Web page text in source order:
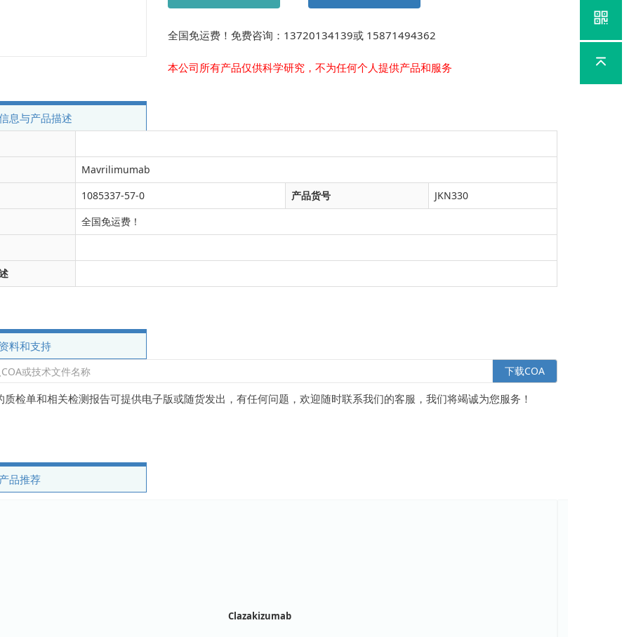
全国免运费！免费咨询：13720134139或 15871494362
本公司所有产品仅供科学研究，不为任何个人提供产品和服务
息与产品描述
Mavrilimumab
1085337-57-0 产品货号
JKN330
全国免运费！
料和支持
下载COA
质检单和相关检测报告可提供电子版或随货发出，有任何问题，欢迎随时联系我们的客服，我们将竭诚为您服务！
品推荐
Clazakizumab